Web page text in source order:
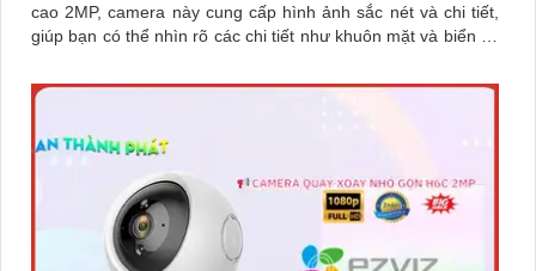
cao 2MP, camera này cung cấp hình ảnh sắc nét và chi tiết,
giúp bạn có thể nhìn rõ các chi tiết như khuôn mặt và biển số